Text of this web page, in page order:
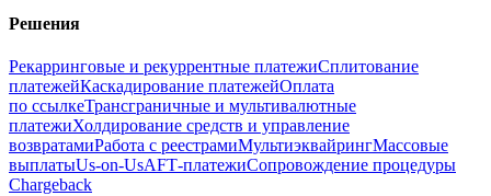
Решения
Рекарринговые и рекуррентные платежиСплитование
платежейКаскадирование платежейОплата
по ссылкеТрансграничные и мультивалютные
платежиХолдирование средств и управление
возвратамиРабота с реестрамиМультиэквайрингМассовые
выплатыUs-on-UsAFT‑платежиСопровождение процедуры
Chargeback